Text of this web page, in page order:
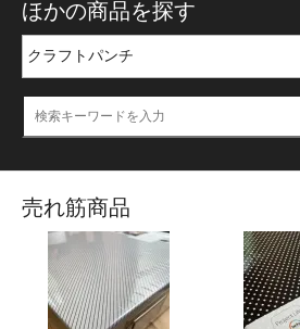
ほかの商品を探す
売れ筋商品